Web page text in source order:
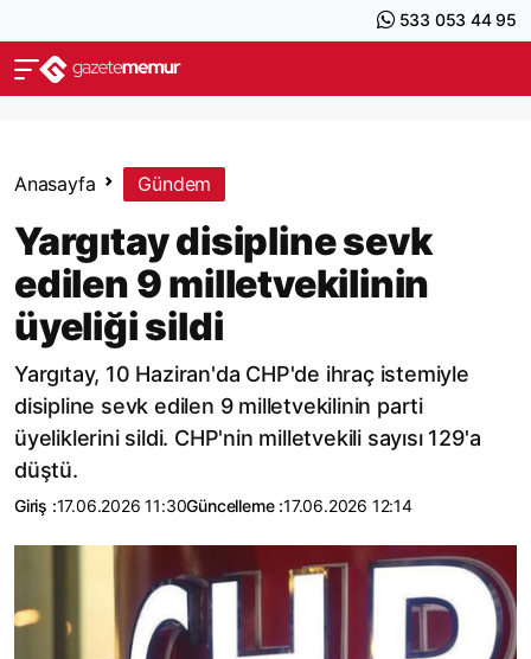
533 053 44 95
Anasayfa Gündem
Yargıtay disipline sevk
edilen 9 milletvekilinin
üyeliği sildi
Yargıtay, 10 Haziran'da CHP'de ihraç istemiyle
disipline sevk edilen 9 milletvekilinin parti
üyeliklerini sildi. CHP'nin milletvekili sayısı 129'a
düştü.
Giriş :17.06.2026 11:30Güncelleme :17.06.2026 12:14